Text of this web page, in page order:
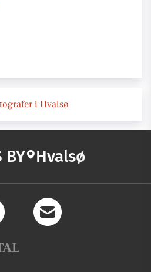
i Hvalsø
BY Hvalsø